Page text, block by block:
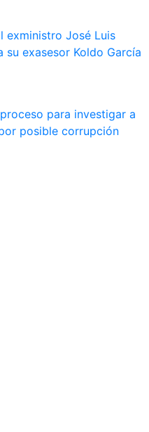
exministro José Luis
exasesor Koldo García
para investigar a
posible corrupción